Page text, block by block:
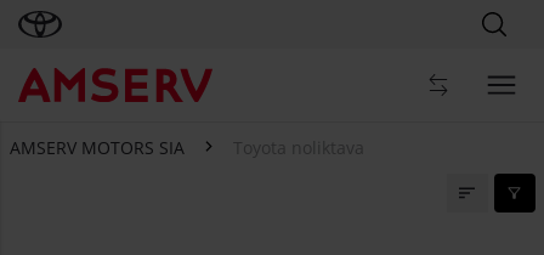
AMSERV MOTORS SIA Toyota noliktava